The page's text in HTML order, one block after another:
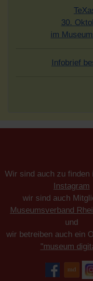
30.
im
Infobrief
Wir sind auch zu finden
Instagram
wir sind auch
Museumsverband
und
wir betreiben auch ein
"museum